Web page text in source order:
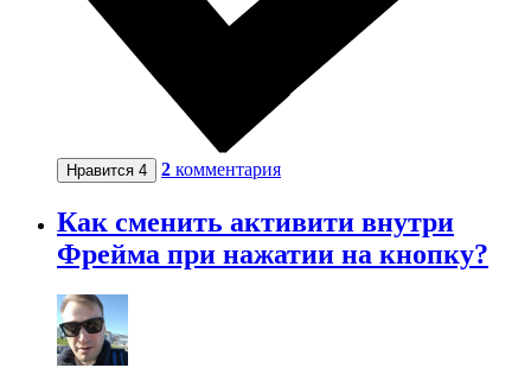
Нравится 4 2 комментария
Как сменить активити внутри
Фрейма при нажатии на кнопку?